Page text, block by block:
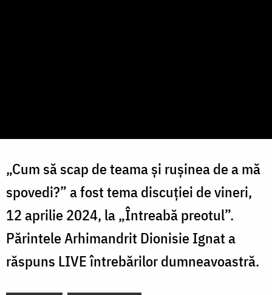
„Cum să scap de teama și rușinea de a mă
spovedi?” a fost tema discuției de vineri,
12 aprilie 2024, la „Întreabă preotul”.
Părintele Arhimandrit Dionisie Ignat a
răspuns LIVE întrebărilor dumneavoastră.